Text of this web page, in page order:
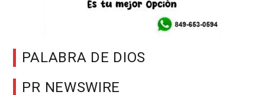
PALABRA DE DIOS
PR NEWSWIRE